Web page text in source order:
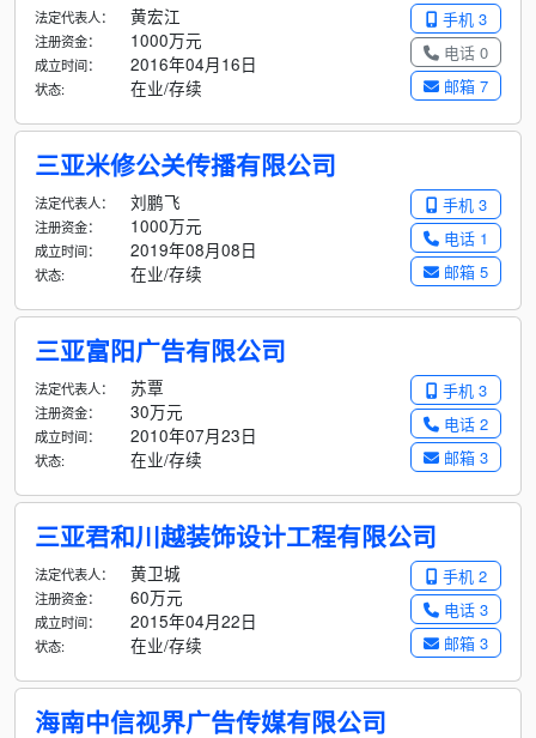
手机 3
电话 0
邮箱 7
法定代表人： 黄宏江
注册资金： 1000万元
成立时间： 2016年04月16日
状态: 在业/存续
三亚米修公关传播有限公司
手机 3
电话 1
邮箱 5
法定代表人： 刘鹏飞
注册资金： 1000万元
成立时间： 2019年08月08日
状态: 在业/存续
三亚富阳广告有限公司
手机 3
电话 2
邮箱 3
法定代表人： 苏覃
注册资金： 30万元
成立时间： 2010年07月23日
状态: 在业/存续
三亚君和川越装饰设计工程有限公司
手机 2
电话 3
邮箱 3
法定代表人： 黄卫城
注册资金： 60万元
成立时间： 2015年04月22日
状态: 在业/存续
海南中信视界广告传媒有限公司